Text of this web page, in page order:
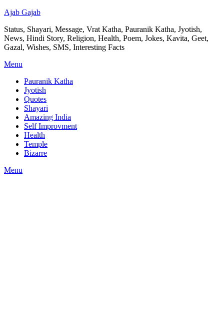
Ajab Gajab
Status, Shayari, Message, Vrat Katha, Pauranik Katha, Jyotish,
News, Hindi Story, Religion, Health, Poem, Jokes, Kavita, Geet,
Gazal, Wishes, SMS, Interesting Facts
Menu
Pauranik Katha
Jyotish
Quotes
Shayari
Amazing India
Self Improvment
Health
Temple
Bizarre
Menu